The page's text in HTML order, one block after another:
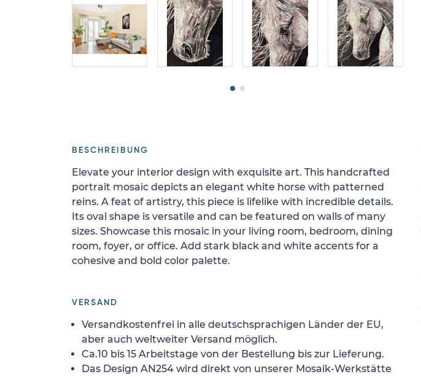
BESCHREIBUNG
Elevate your interior design with exquisite art. This handcrafted
portrait mosaic depicts an elegant white horse with patterned
reins. A feat of artistry, this piece is lifelike with incredible details.
Its oval shape is versatile and can be featured on walls of many
sizes. Showcase this mosaic in your living room, bedroom, dining
room, foyer, or office. Add stark black and white accents for a
cohesive and bold color palette.
VERSAND
Versandkostenfrei in alle deutschsprachigen Länder der EU,
aber auch weltweiter Versand möglich.
Ca.10 bis 15 Arbeitstage von der Bestellung bis zur Lieferung.
Das Design AN254 wird direkt von unserer Mosaik-Werkstätte